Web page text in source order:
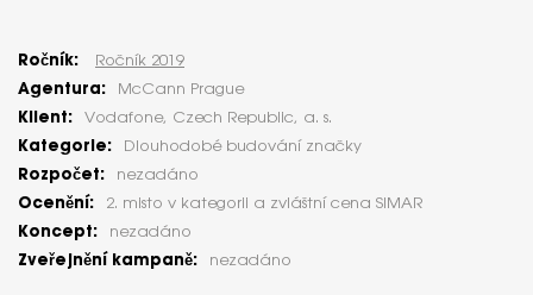
Ročník: Ročník 2019
Agentura: McCann Prague
Klient: Vodafone, Czech Republic, a. s.
Kategorie: Dlouhodobé budování značky
Rozpočet: nezadáno
Ocenění: 2. misto v kategorii a zvláštní cena SIMAR
Koncept: nezadáno
Zveřejnění kampaně: nezadáno